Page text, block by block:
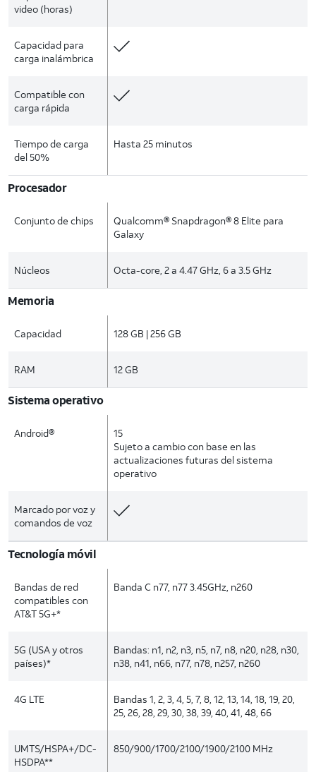
video (horas)
Capacidad para
carga inalámbrica
Compatible con
carga rápida
Tiempo de carga
del 50%
Hasta 25 minutos
Procesador
Conjunto de chips
Qualcomm® Snapdragon® 8 Elite para
Galaxy
Núcleos Octa-core, 2 a 4.47 GHz, 6 a 3.5 GHz
Memoria
Capacidad 128 GB | 256 GB
RAM 12 GB
Sistema operativo
Android®
15
Sujeto a cambio con base en las
actualizaciones futuras del sistema
operativo
Marcado por voz y
comandos de voz
Tecnología móvil
Bandas de red
compatibles con
AT&T 5G+*
Banda C n77, n77 3.45GHz, n260
5G (USA y otros
países)*
Bandas: n1, n2, n3, n5, n7, n8, n20, n28, n30,
n38, n41, n66, n77, n78, n257, n260
4G LTE
Bandas 1, 2, 3, 4, 5, 7, 8, 12, 13, 14, 18, 19, 20,
25, 26, 28, 29, 30, 38, 39, 40, 41, 48, 66
UMTS/HSPA+/DC-
HSDPA**
850/900/1700/2100/1900/2100 MHz